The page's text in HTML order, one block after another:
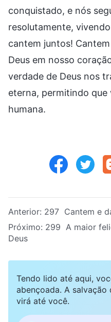
conquistado, e nós
resolutamente,
cantem juntos!
Deus em nosso
verdade de Deus nos
eterna, permitindo que
humana.
Anterior: 297 Cantem e
Próximo: 299 A maior
Deus
Tendo lido até aqui,
abençoada. A
virá até você.